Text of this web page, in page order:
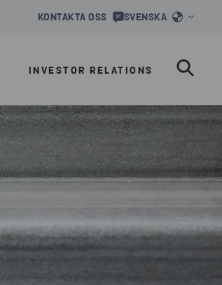
KONTAKTA OSS SVENSKA
INVESTOR RELATIONS